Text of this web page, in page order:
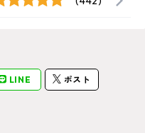
LINE ポスト